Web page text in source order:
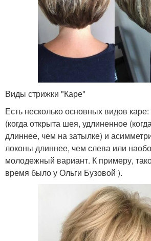
Виды стрижки "Каре"
Есть несколько основных видов
(когда открыта шея, удлиненное
длиннее, чем на затылке) и
локоны длиннее, чем слева или
молодежный вариант. К примеру,
время было у Ольги Бузовой ).